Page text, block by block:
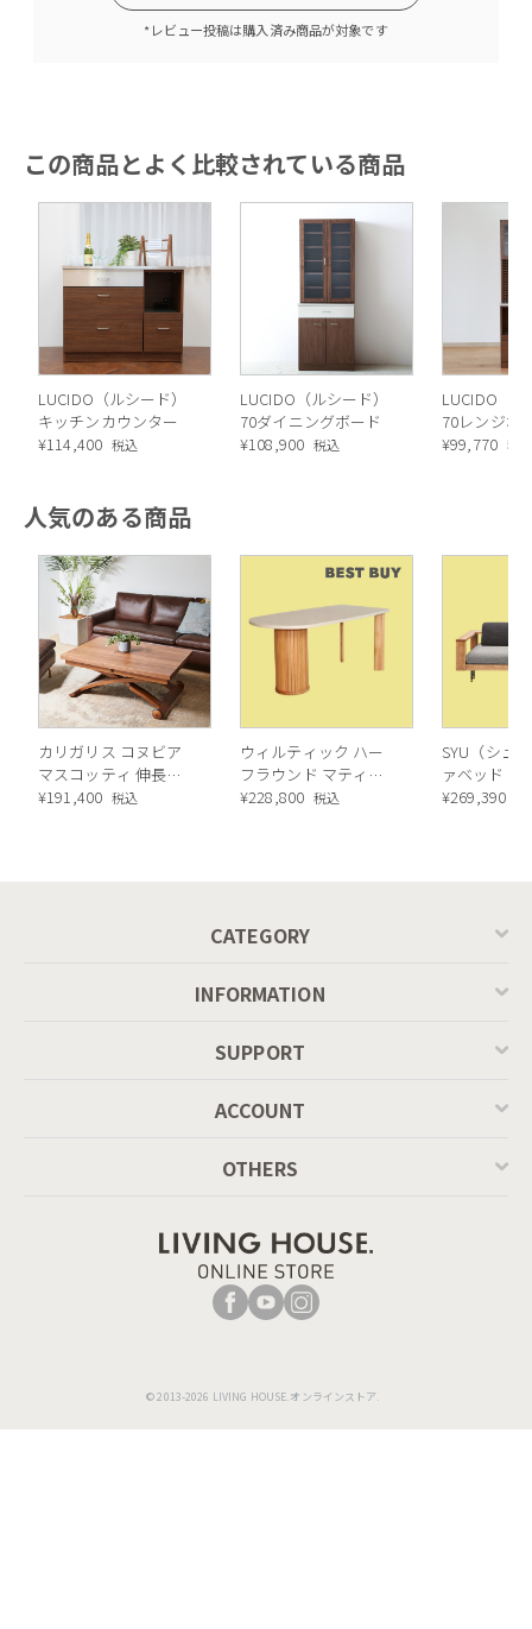
2. 日常使いを快適に。こだわりがつ
まった細部
ルシードの収納は、上棚は3枚扉タイプ。ガラス扉
*レビュー投稿は購入済み商品が対象です
この商品とよく比較されている商品
LUCIDO（ルシード）
キッチンカウンター
¥114,400 税込
LUCIDO（ルシード）
70ダイニングボード
¥108,900 税込
LUCIDO（
70レンジボ
¥99,770 税
人気のある商品
カリガリス コヌビア
マスコッティ 伸長・
昇降式テーブル ／
¥191,400 税込
ウィルティック ハー
フラウンド マティエ
ラ塗装 ダイニングテ
¥228,800 税込
SYU（シュ
ァベッド（
ル）190cm
¥269,390
CATEGORY
INFORMATION
SUPPORT
ACCOUNT
OTHERS
© 2013-2026 LIVING HOUSE.オンラインストア.